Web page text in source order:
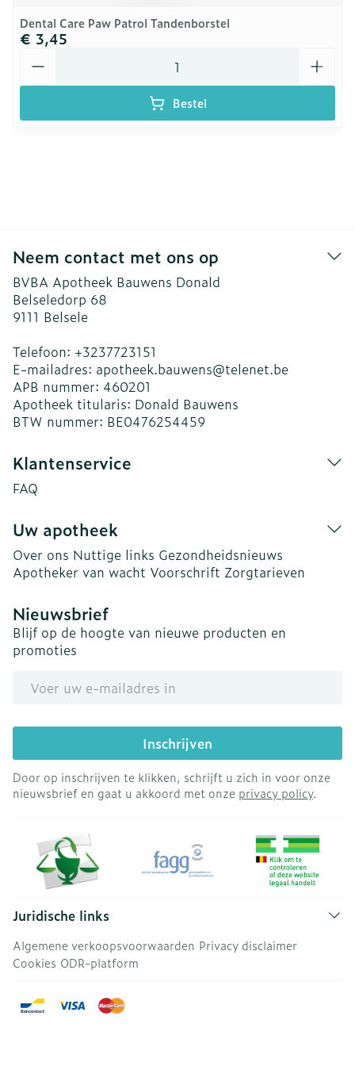
Dental Care Paw Patrol Tandenborstel
€ 3,45
Bestel
Neem contact met ons op
BVBA Apotheek Bauwens Donald
Belseledorp 68
9111 Belsele
Telefoon: +3237723151
E-mailadres: apotheek.bauwens@telenet.be
APB nummer: 460201
Apotheek titularis: Donald Bauwens
BTW nummer: BE0476254459
Klantenservice
FAQ
Uw apotheek
Over ons Nuttige links Gezondheidsnieuws
Apotheker van wacht Voorschrift Zorgtarieven
Nieuwsbrief
Blijf op de hoogte van nieuwe producten en
promoties
Inschrijven
Door op inschrijven te klikken, schrijft u zich in voor onze
nieuwsbrief en gaat u akkoord met onze privacy policy.
Juridische links
Algemene verkoopsvoorwaarden Privacy disclaimer
Cookies ODR-platform